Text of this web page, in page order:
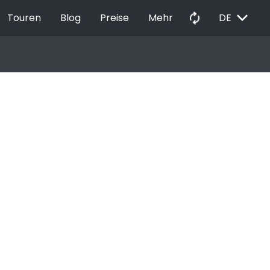
Touren Blog Preise Mehr autorenew DE EXPAND_MORE